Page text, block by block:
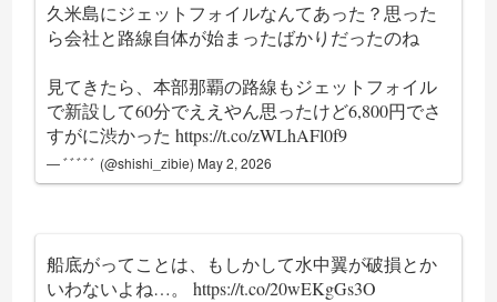
久米島にジェットフォイルなんてあった？思った
ら会社と路線自体が始まったばかりだったのね
見てきたら、本部那覇の路線もジェットフォイル
で新設して60分でええやん思ったけど6,800円でさ
すがに渋かったhttps://t.co/zWLhAFl0f9
— ﾞﾞﾞﾞﾞ (@shishi_zibie) May 2, 2026
船底がってことは、もしかして水中翼が破損とか
いわないよね…。https://t.co/20wEKgGs3O